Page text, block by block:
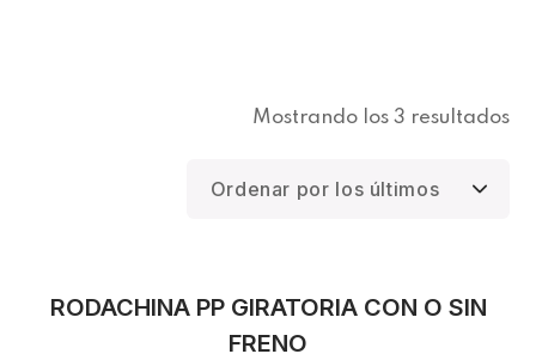
Mostrando los 3 resultados
RODACHINA PP GIRATORIA CON O SIN
FRENO